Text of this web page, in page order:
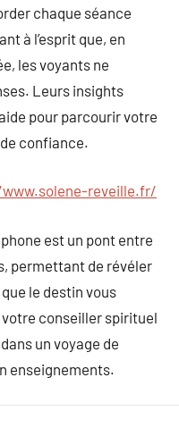
chaque séance
à l’esprit que, en
les voyants ne
Leurs insights
pour parcourir votre
confiance.
reveille.fr/
est un pont entre
permettant de révéler
le destin vous
conseiller spirituel
un voyage de
enseignements.